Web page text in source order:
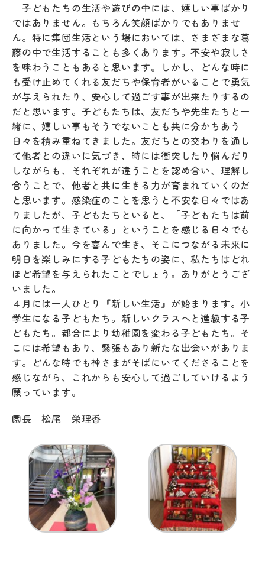
子どもたちの生活や遊びの中には、嬉しい事ばかり
ではありません。もちろん笑顔ばかりでもありませ
ん。特に集団生活という場においては、さまざまな葛
藤の中で生活することも多くあります。不安や寂しさ
を味わうこともあると思います。しかし、どんな時に
も受け止めてくれる友だちや保育者がいることで勇気
が与えられたり、安心して過ごす事が出来たりするの
だと思います。子どもたちは、友だちや先生たちと一
緒に、嬉しい事もそうでないことも共に分かちあう
日々を積み重ねてきました。友だちとの交わりを通し
て他者との違いに気づき、時には衝突したり悩んだり
しながらも、それぞれが違うことを認め合い、理解し
合うことで、他者と共に生きる力が育まれていくのだ
と思います。感染症のことを思うと不安な日々ではあ
りましたが、子どもたちといると、「子どもたちは前
に向かって生きている」ということを感じる日々でも
ありました。今を喜んで生き、そこにつながる未来に
明日を楽しみにする子どもたちの姿に、私たちはどれ
ほど希望を与えられたことでしょう。ありがとうござ
いました。
４月には一人ひとり『新しい生活』が始まります。小
学生になる子どもたち。新しいクラスへと進級する子
どもたち。都合により幼稚園を変わる子どもたち。そ
こには希望もあり、緊張もあり新たな出会いがありま
す。どんな時でも神さまがそばにいてくださることを
感じながら、これからも安心して過ごしていけるよう
願っています。
園長 松尾 栄理香